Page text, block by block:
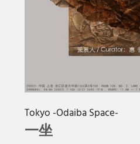
Tokyo -Odaiba Space-
一坐